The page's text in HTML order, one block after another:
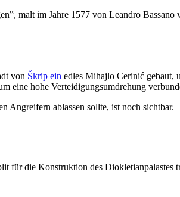
malt im Jahre 1577 von Leandro Bassano
von Škrip ein edles Mihajlo Cerinić gebaut,
eine hohe Verteidigungsumdrehung
Angreifern ablassen sollte, ist noch sichtbar.
für die Konstruktion des Diokletianpalastes